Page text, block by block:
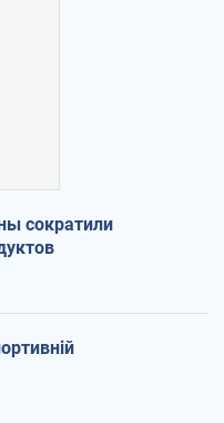
сократили